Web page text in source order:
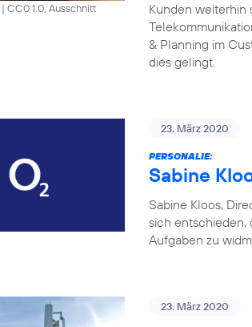
| CC0 1.0, Ausschnitt
Kunden weiterhin
& Planning im
dies gelingt.
23. März 2020
PERSONALIE:
Sabine
Sabine Kloos,
sich entschieden,
Aufgaben zu
23. März 2020